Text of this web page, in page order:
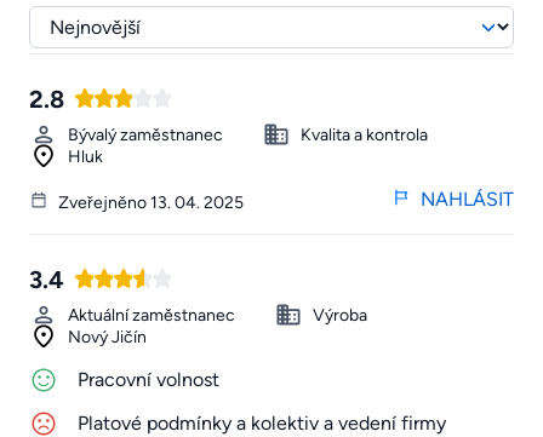
2.8
Bývalý zaměstnanec
Kvalita a kontrola
Hluk
Zveřejněno 13. 04. 2025 NAHLÁSIT
3.4
Aktuální zaměstnanec
Výroba
Nový Jičín
Pracovní volnost
Platové podmínky a kolektiv a vedení firmy